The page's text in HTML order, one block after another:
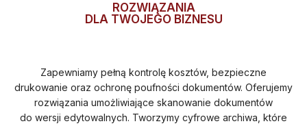
ROZWIĄZANIA
DLA TWOJEGO BIZNESU
Zapewniamy pełną kontrolę kosztów, bezpieczne
drukowanie oraz ochronę poufności dokumentów. Oferujemy
rozwiązania umożliwiające skanowanie dokumentów
do wersji edytowalnych. Tworzymy cyfrowe archiwa, które